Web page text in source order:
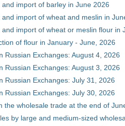
import of barley in June 2026
import of wheat and meslin in
import of wheat or meslin flour in
of flour in January - June, 2026
Russian Exchanges: August 4, 2026
Russian Exchanges: August 3, 2026
Russian Exchanges: July 31, 2026
Russian Exchanges: July 30, 2026
the wholesale trade at the end of
by large and medium-sized